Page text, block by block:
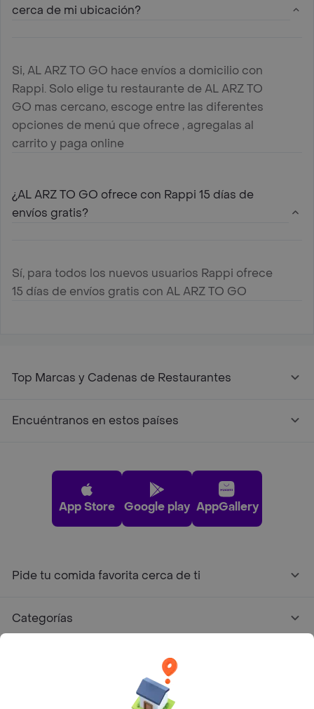
cerca de mi ubicación?
Si, AL ARZ TO GO hace envíos a domicilio con
Rappi. Solo elige tu restaurante de AL ARZ TO
GO mas cercano, escoge entre las diferentes
opciones de menú que ofrece , agregalas al
carrito y paga online
¿AL ARZ TO GO ofrece con Rappi 15 días de
envíos gratis?
Sí, para todos los nuevos usuarios Rappi ofrece
15 días de envíos gratis con AL ARZ TO GO
Top Marcas y Cadenas de Restaurantes
Encuéntranos en estos países
App Store Google play AppGallery
Pide tu comida favorita cerca de ti
Categorías